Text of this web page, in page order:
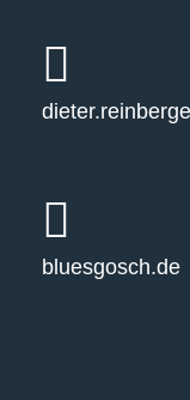
bluesgosch.de